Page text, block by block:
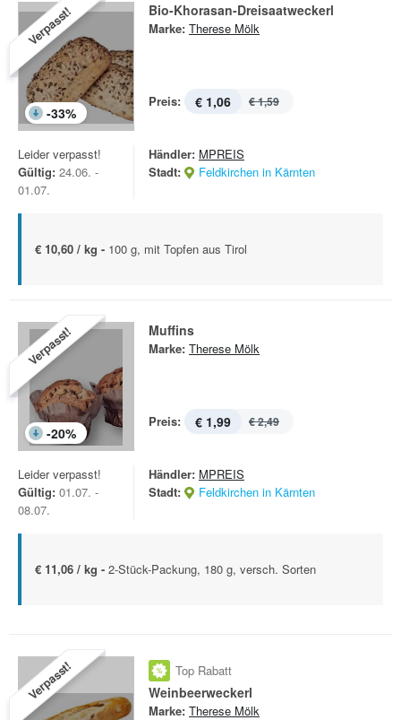
Verpasst!
-33%
Bio-Khorasan-Dreisaatweckerl
Marke: Therese Mölk
Preis: € 1,06 € 1,59
Leider verpasst!
Gültig: 24.06. -
01.07.
Händler: MPREIS
Stadt:
Feldkirchen in Kärnten
€ 10,60 / kg - 100 g, mit Topfen aus Tirol
Verpasst!
-20%
Muffins
Marke: Therese Mölk
Preis: € 1,99 € 2,49
Leider verpasst!
Gültig: 01.07. -
08.07.
Händler: MPREIS
Stadt:
Feldkirchen in Kärnten
€ 11,06 / kg - 2-Stück-Packung, 180 g, versch. Sorten
Verpasst! Top Rabatt
Weinbeerweckerl
Marke: Therese Mölk